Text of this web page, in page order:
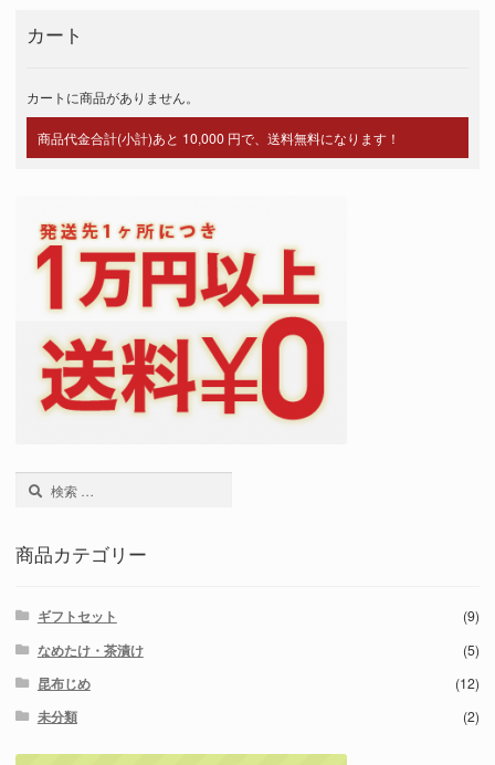
ゲ
ー
シ
ョ
ン
カート
カートに商品がありません。
商品代金合計(小計)あと 10,000 円で、送料無料になります！
検
索:
商品カテゴリー
ギフトセット (9)
なめたけ・茶漬け (5)
昆布じめ (12)
未分類 (2)